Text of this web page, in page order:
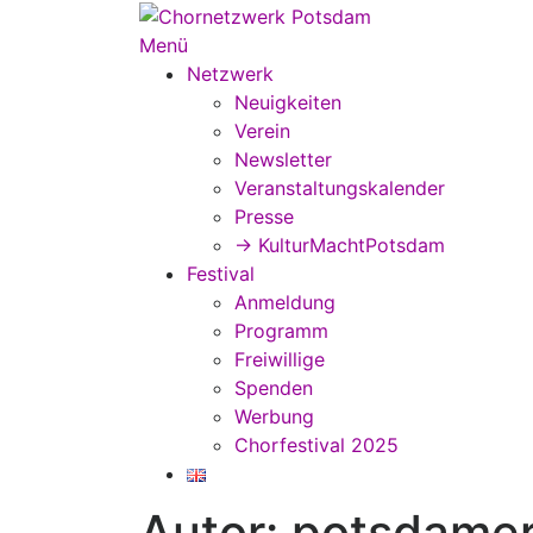
Menü
Netzwerk
Neuigkeiten
Verein
Newsletter
Veranstaltungskalender
Presse
→ KulturMachtPotsdam
Festival
Anmeldung
Programm
Freiwillige
Spenden
Werbung
Chorfestival 2025